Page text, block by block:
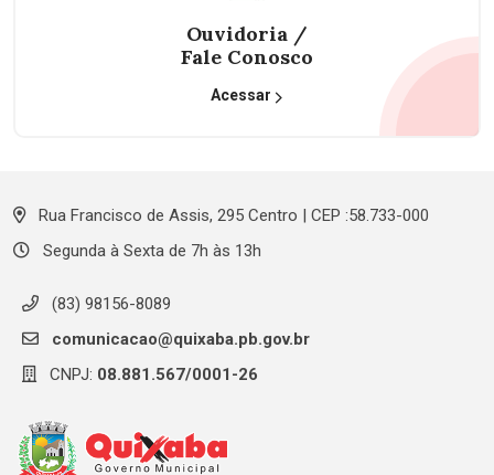
Ouvidoria /
Fale Conosco
Acessar
Rua Francisco de Assis, 295 Centro | CEP :58.733-000
Segunda à Sexta de 7h às 13h
(83) 98156-8089
comunicacao@quixaba.pb.gov.br
CNPJ: 08.881.567/0001-26